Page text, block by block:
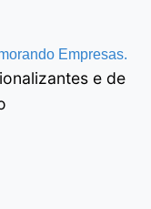
Empresas.
e de